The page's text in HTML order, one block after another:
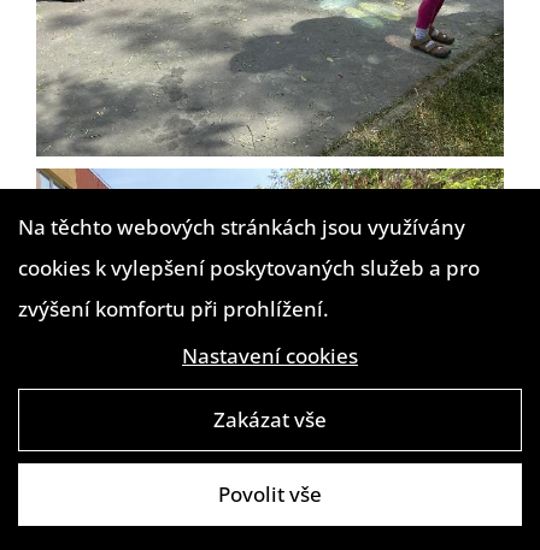
Na těchto webových stránkách jsou využívány
cookies k vylepšení poskytovaných služeb a pro
zvýšení komfortu při prohlížení.
Nastavení cookies
Zakázat vše
Povolit vše